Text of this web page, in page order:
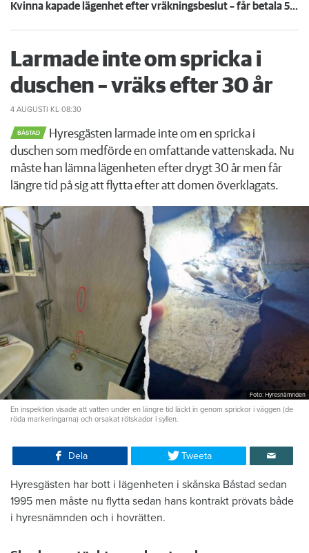
Kvinna kapade lägenhet efter vräkningsbeslut – får betala 50 000
Larmade inte om spricka i
duschen – vräks efter 30 år
4 AUGUSTI KL 08:30
BÅSTAD
Hyresgästen larmade inte om en spricka i
duschen som medförde en omfattande vattenskada. Nu
måste han lämna lägenheten efter drygt 30 år men får
längre tid på sig att flytta efter att domen överklagats.
Foto: Hyresnämnden
En inspektion visade att vatten under en längre tid läckt in genom sprickor i väggen (de
röda markeringarna) och orsakat rötskador i syllen.
Dela Tweeta
Hyresgästen har bott i lägenheten i skånska Båstad sedan
1995 men måste nu flytta sedan hans kontrakt prövats både
i hyresnämnden och i hovrätten.